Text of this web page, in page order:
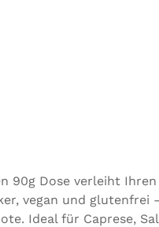
90g Dose verleiht
vegan und
Ideal für Caprese,